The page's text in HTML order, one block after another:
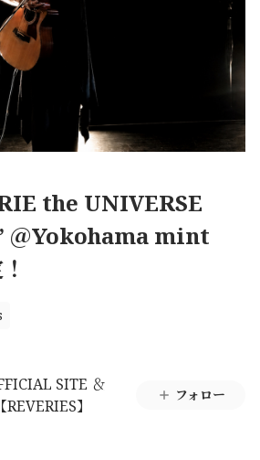
the UNIVERSE
＠Yokohama mint
SITE ＆
】
フォロー